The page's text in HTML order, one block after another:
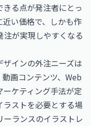
る点が発注者にとっ
い価格で、しかも作
が実現しやすくなる
インの外注ニーズは
画コンテンツ、Web
ケティング手法が定
ストを必要とする場
ランスのイラストレ